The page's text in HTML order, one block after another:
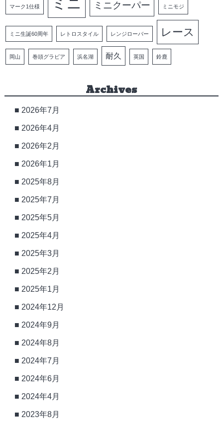
マーク1仕様 ミニクーパー ミニモジ
ミニ生誕60周年 レトロスタイル レンジローバー レース
岡山 巻頭グラビア 浜名湖 耐久 英国 鈴鹿
Archives
2026年7月
2026年4月
2026年2月
2026年1月
2025年8月
2025年7月
2025年5月
2025年4月
2025年3月
2025年2月
2025年1月
2024年12月
2024年9月
2024年8月
2024年7月
2024年6月
2024年4月
2023年8月